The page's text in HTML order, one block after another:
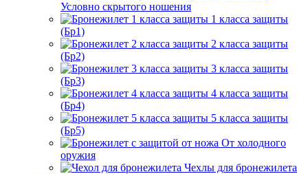
Условно скрытого ношения
1 класса защиты
(Бр1)
2 класса защиты
(Бр2)
3 класса защиты
(Бр3)
4 класса защиты
(Бр4)
5 класса защиты
(Бр5)
От холодного
оружия
Чехлы для бронежилета